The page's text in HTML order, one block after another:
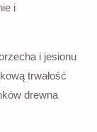
i
i jesionu
trwałość
drewna